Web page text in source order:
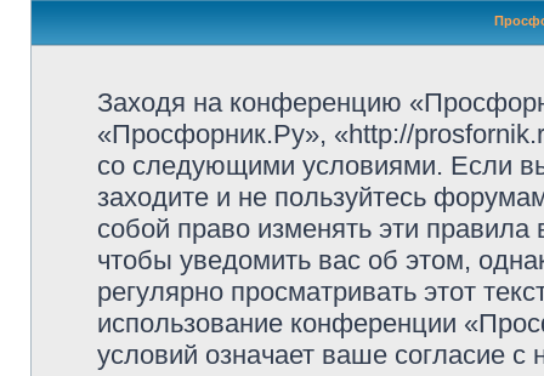
Заходя на конференцию
«Просфорник.Ру», «http://
со следующими условиями. Если
заходите и не пользуйтесь
собой право изменять эти
чтобы уведомить вас об этом,
регулярно просматривать этот
использование конференции
условий означает ваше согласие с